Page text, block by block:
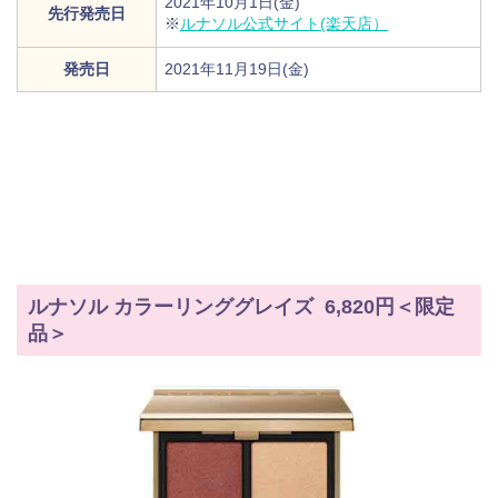
先行発売日
※ ルナソル公式サイト(楽天店）
発売日 2021年11月19日(金)
ルナソル カラーリンググレイズ 6,820円＜限定
品＞